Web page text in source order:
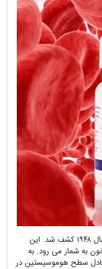
ویتامین ب۱۲ یا سیانوکبالامین برای اولین بار در سال ۱۹۴۸ کشف شد. این
به شمار می رود. به
سبب تعادل سطح هوموسیستین در